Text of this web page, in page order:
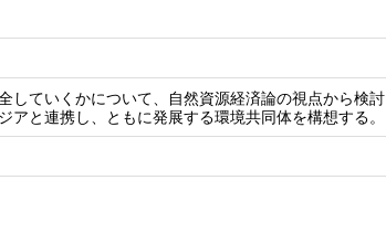
していくかについて、自然資源経済論の視点から検
と連携し、ともに発展する環境共同体を構想する。